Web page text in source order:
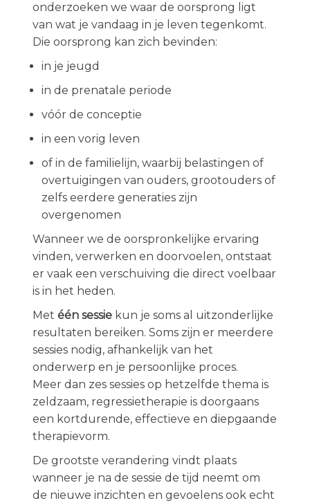
onderzoeken we waar de oorsprong ligt
van wat je vandaag in je leven tegenkomt.
Die oorsprong kan zich bevinden:
in je jeugd
in de prenatale periode
vóór de conceptie
in een vorig leven
of in de familielijn, waarbij belastingen of
overtuigingen van ouders, grootouders of
zelfs eerdere generaties zijn
overgenomen
Wanneer we de oorspronkelijke ervaring
vinden, verwerken en doorvoelen, ontstaat
er vaak een verschuiving die direct voelbaar
is in het heden.
Metéén sessie kun je soms al uitzonderlijke
resultaten bereiken. Soms zijn er meerdere
sessies nodig, afhankelijk van het
onderwerp en je persoonlijke proces.
Meer dan zes sessies op hetzelfde thema is
zeldzaam, regressietherapie is doorgaans
een kortdurende, effectieve en diepgaande
therapievorm.
De grootste verandering vindt plaats
wanneer je na de sessie de tijd neemt om
de nieuwe inzichten en gevoelens ook echt